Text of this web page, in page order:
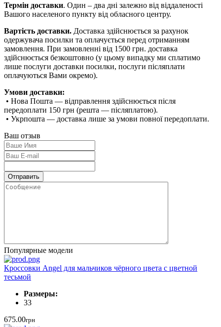
Термін доставки. Один – два дні залежно від віддаленості
Вашого населеного пункту від обласного центру.
Вартість доставки. Доставка здійснюється за рахунок
одержувача посилки та оплачується перед отриманням
замовлення. При замовленні від 1500 грн. доставка
здійснюється безкоштовно (у цьому випадку ми сплатимо
лише послуги доставки посилки, послуги післяплати
оплачуються Вами окремо).
Умови доставки:
• Нова Пошта — відправлення здійснюється після
передоплати 150 грн (решта — післяплатою).
• Укрпошта — доставка лише за умови повної передоплати.
Ваш отзыв
Популярные модели
Кроссовки Angel для мальчиков чёрного цвета с цветной
тесьмой
Размеры:
33
675.00грн